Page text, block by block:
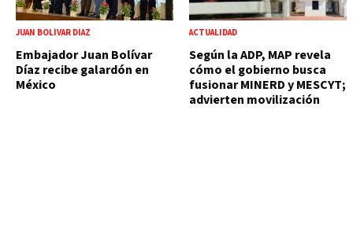
JUAN BOLÍVAR DÍAZ
Embajador Juan Bolívar
Díaz recibe galardón en
México
ACTUALIDAD
Según la ADP, MAP revela
cómo el gobierno busca
fusionar MINERD y MESCYT;
advierten movilización